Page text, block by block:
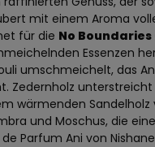
mit einem Aroma
für die No
Essenzen
umschmeichelt, das
Zedernholz
wärmenden Sandelholz
und Moschus, die
Parfum Ani von